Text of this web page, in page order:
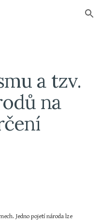
Skip to navigation
a tzv.
na
Jedno pojetí národa lze